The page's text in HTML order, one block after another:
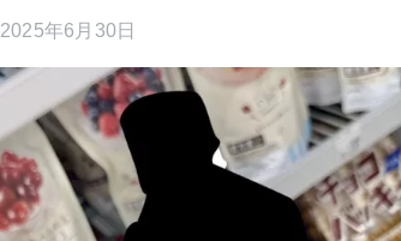
2025年6月30日